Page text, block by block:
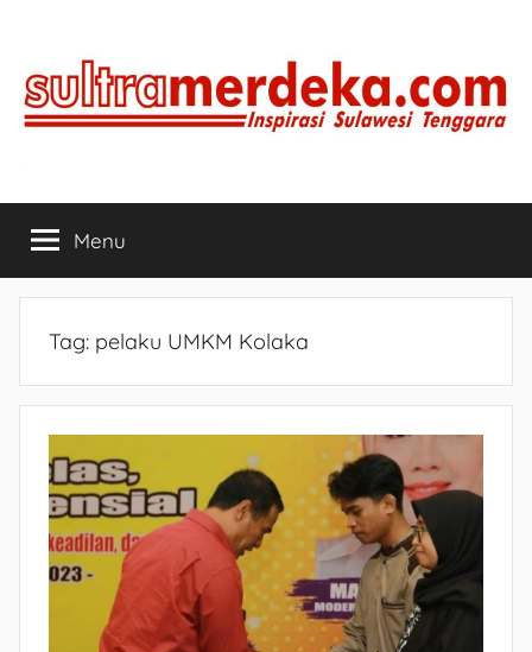
content
SULTRAMERDEKA.COM
TenggaraMenu
Tag: pelaku UMKM Kolaka